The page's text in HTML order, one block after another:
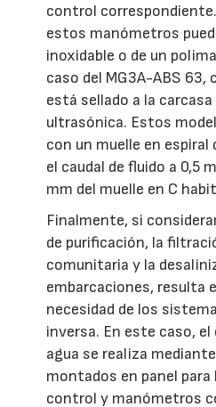
control
estos manómetros
inoxidable o de un
caso del MG3A-ABS
está sellado a la
ultrasónica. Estos
con un muelle en
el caudal de fluido a 0,5
mm del muelle en C
Finalmente, si
de purificación, la
comunitaria y la
embarcaciones, resulta
necesidad de los
inversa. En este caso,
agua se realiza
montados en panel para
control y manómetros